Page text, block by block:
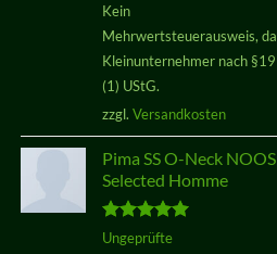
war:
29,00 €
29,00 €.
Kein
Mehrwertsteuerausweis, da
Kleinunternehmer nach §19
(1) UStG.
zzgl. Versandkosten
Pima SS O-Neck NOOS
Selected Homme
Bewertet
Ungeprüfte